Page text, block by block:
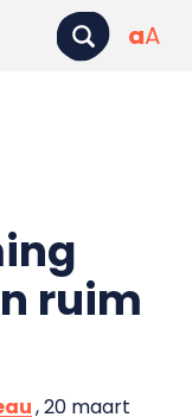
aA
ruim
, 20 maart